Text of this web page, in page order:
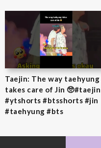
Taejin: The way taehyung
takes care of Jin 🥺#taejin
#ytshorts #btsshorts #jin
#taehyung #bts